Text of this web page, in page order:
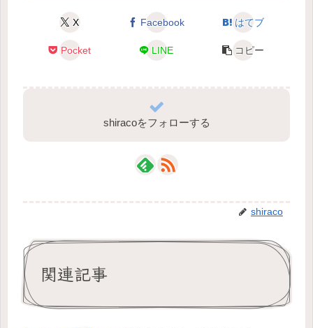
X Facebook はてブ
Pocket LINE コピー
shiracoをフォローする
shiraco
関連記事